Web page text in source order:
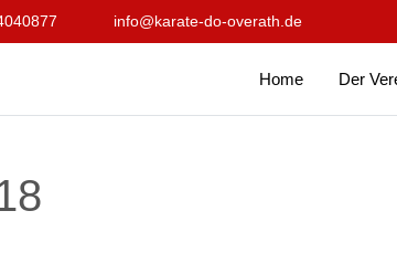
info@karate-do-overath.de
Home Der